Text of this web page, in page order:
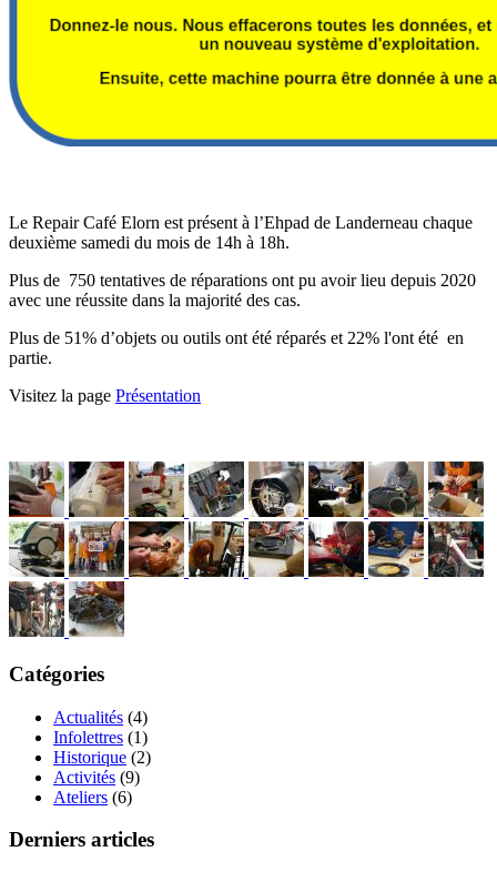
Le Repair Café Elorn est présent à l’Ehpad de Landerneau chaque
deuxième samedi du mois de 14h à 18h.
Plus de 750 tentatives de réparations ont pu avoir lieu depuis 2020
avec une réussite dans la majorité des cas.
Plus de 51% d’objets ou outils ont été réparés et 22% l'ont été en
partie.
Visitez la page Présentation
Catégories
Actualités (4)
Infolettres (1)
Historique (2)
Activités (9)
Ateliers (6)
Derniers articles